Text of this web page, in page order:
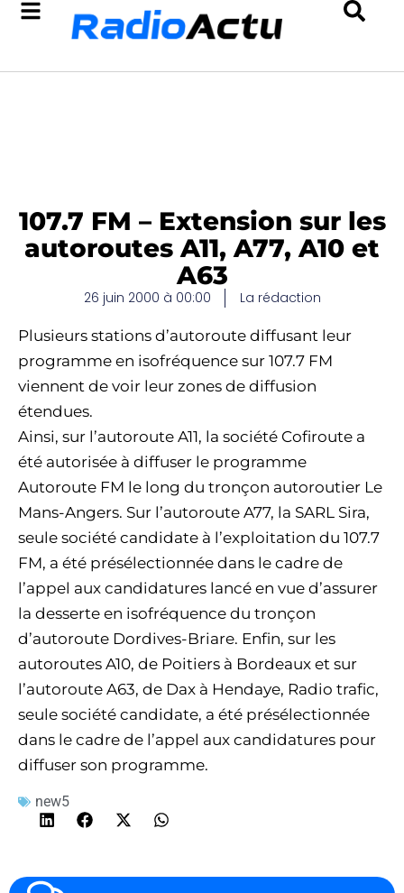
107.7 FM – Extension sur les
autoroutes A11, A77, A10 et
A63
26 juin 2000 à 00:00 La rédaction
Plusieurs stations d’autoroute diffusant leur
programme en isofréquence sur 107.7 FM
viennent de voir leur zones de diffusion
étendues.
Ainsi, sur l’autoroute A11, la société Cofiroute a
été autorisée à diffuser le programme
Autoroute FM le long du tronçon autoroutier Le
Mans-Angers. Sur l’autoroute A77, la SARL Sira,
seule société candidate à l’exploitation du 107.7
FM, a été présélectionnée dans le cadre de
l’appel aux candidatures lancé en vue d’assurer
la desserte en isofréquence du tronçon
d’autoroute Dordives-Briare. Enfin, sur les
autoroutes A10, de Poitiers à Bordeaux et sur
l’autoroute A63, de Dax à Hendaye, Radio trafic,
seule société candidate, a été présélectionnée
dans le cadre de l’appel aux candidatures pour
diffuser son programme.
new5